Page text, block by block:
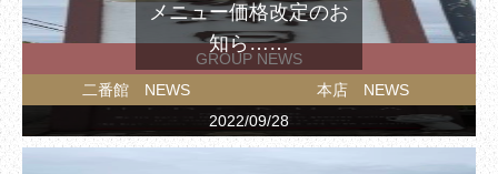
GROUP NEWS
二番館 NEWS
本店 NEWS
2022/09/28
メニュー価格改定のお
知ら……